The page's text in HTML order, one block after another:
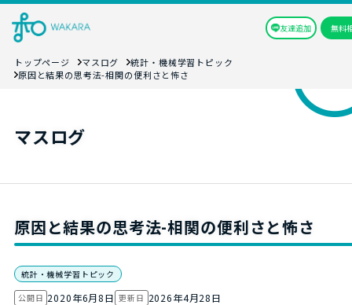
友達追加 無料
トップページ マスログ
統計・機械学習トピック
原因と結果の思考法-相関の便利さと怖さ
マスログ
原因と結果の思考法-相関の便利さと怖さ
統計・機械学習トピック
公開日 2020年6月8日 更新日 2026年4月28日